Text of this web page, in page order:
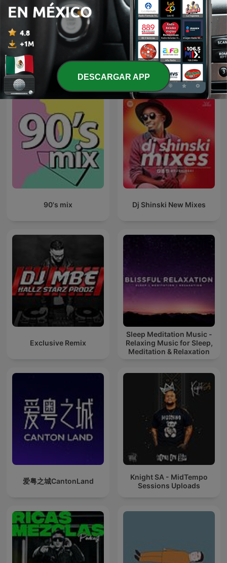
JAVIER SOLIS EN NOCHE
DE ROMANCE
Rancheras
Más podcasts internacionales de Música
90's mix Dj Shinski New Mixes
Exclusive Remix
Sleep Meditation Music -
Relaxing Music for Sleep,
Meditation & Relaxation
爱粤之城CantonLand
Knight SA - MidTempo
Sessions Uploads
DESCARGAR APP